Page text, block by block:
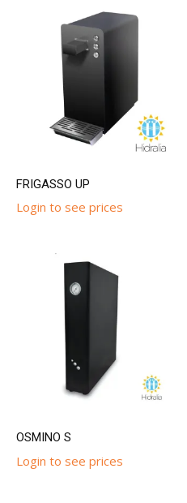
FRIGASSO UP
Login to see prices
OSMINO S
Login to see prices